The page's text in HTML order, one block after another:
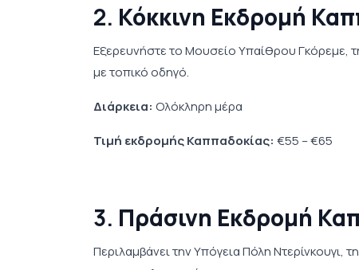
2. Κόκκινη Εκδρομή
Εξερευνήστε το Μουσείο Υπαίθρου Γκόρεμε,
με τοπικό οδηγό.
Διάρκεια: Ολόκληρη μέρα
Τιμή εκδρομής Καππαδοκίας: €55 – €65
3. Πράσινη Εκδρομή
Περιλαμβάνει την Υπόγεια Πόλη Ντερίνκουγι,